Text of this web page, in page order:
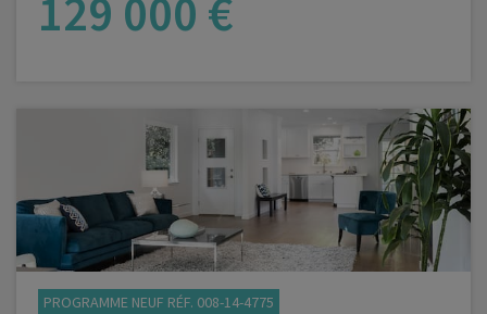
129 000 €
PROGRAMME NEUF RÉF. 008-14-4775